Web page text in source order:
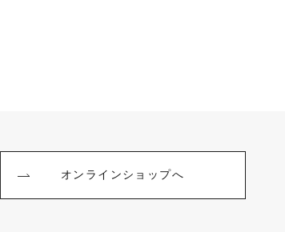
オンラインショップへ